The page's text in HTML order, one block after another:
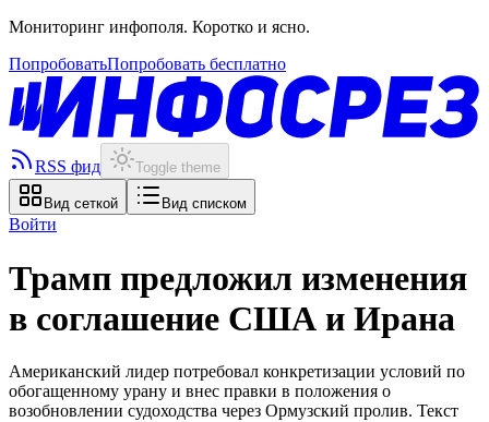
Мониторинг инфополя. Коротко и ясно.
ПопробоватьПопробовать бесплатно
RSS фид Toggle theme
Вид сеткой Вид списком
Войти
Трамп предложил изменения
в соглашение США и Ирана
Американский лидер потребовал конкретизации условий по
обогащенному урану и внес правки в положения о
возобновлении судоходства через Ормузский пролив. Текст